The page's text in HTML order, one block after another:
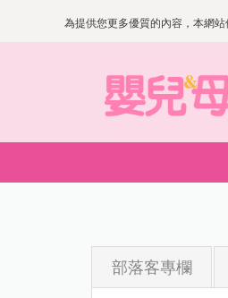
為提供您更多優質的內容，本網
部落客專欄